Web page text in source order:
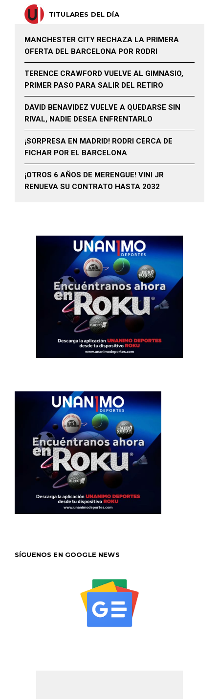
TITULARES DEL DÍA
MANCHESTER CITY RECHAZA LA PRIMERA
OFERTA DEL BARCELONA POR RODRI
TERENCE CRAWFORD VUELVE AL GIMNASIO,
PRIMER PASO PARA SALIR DEL RETIRO
DAVID BENAVIDEZ VUELVE A QUEDARSE SIN
RIVAL, NADIE DESEA ENFRENTARLO
¡SORPRESA EN MADRID! RODRI CERCA DE
FICHAR POR EL BARCELONA
¡OTROS 6 AÑOS DE MERENGUE! VINI JR
RENUEVA SU CONTRATO HASTA 2032
SÍGUENOS EN GOOGLE NEWS